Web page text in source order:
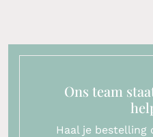
Ons team
Haal je bestelling